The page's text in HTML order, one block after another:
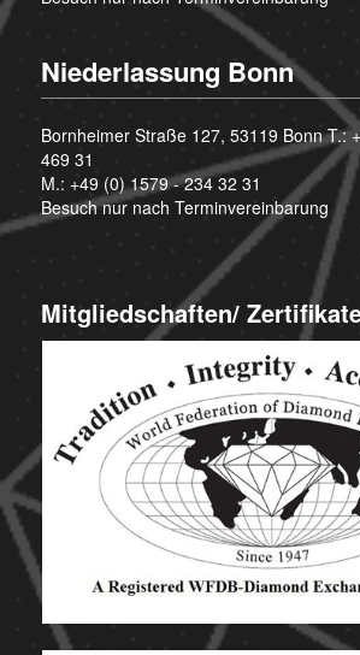
Niederlassung Bonn
Bornheimer Straße 127, 53119 Bonn T.:
469 31
M.: +49 (0) 1579 - 234 32 31
Besuch nur nach Terminvereinbarung
Mitgliedschaften/